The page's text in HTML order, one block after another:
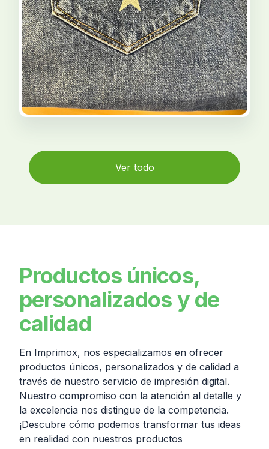
Ver todo
Productos únicos,
personalizados y de
calidad
En Imprimox, nos especializamos en ofrecer
productos únicos, personalizados y de calidad a
través de nuestro servicio de impresión digital.
Nuestro compromiso con la atención al detalle y
la excelencia nos distingue de la competencia.
¡Descubre cómo podemos transformar tus ideas
en realidad con nuestros productos